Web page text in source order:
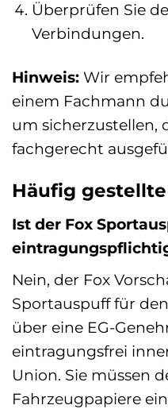
Überprüfen Sie
Verbindungen.
Hinweis: Wir
einem Fachmann
um sicherzustellen,
fachgerecht
Häufig gestellte
Ist der Fox
Nein, der Fox
Sportauspuff für
über eine EG-
eintragungsfrei
Union. Sie müssen
Fahrzeugpapiere